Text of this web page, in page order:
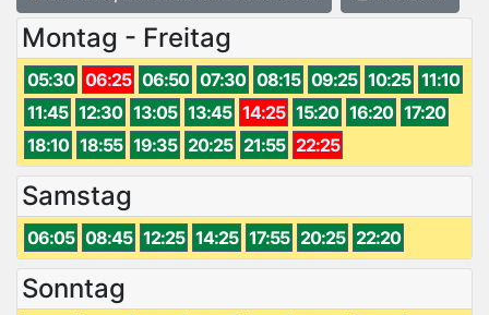
Montag - Freitag
05:30 06:25 06:50 07:30 08:15 09:25 10:25 11:10
11:45 12:30 13:05 13:45 14:25 15:20 16:20 17:20
18:10 18:55 19:35 20:25 21:55 22:25
Samstag
06:05 08:45 12:25 14:25 17:55 20:25 22:20
Sonntag